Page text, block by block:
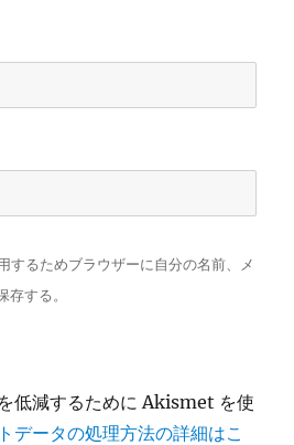
するためブラウザーに自分の名前、メ
する。
低減するために Akismet を使
データの処理方法の詳細はこ